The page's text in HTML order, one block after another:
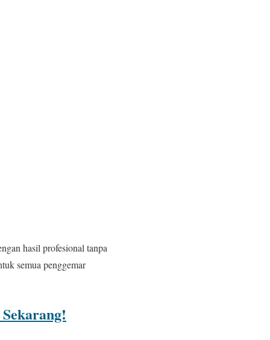
hasil profesional tanpa
semua penggemar